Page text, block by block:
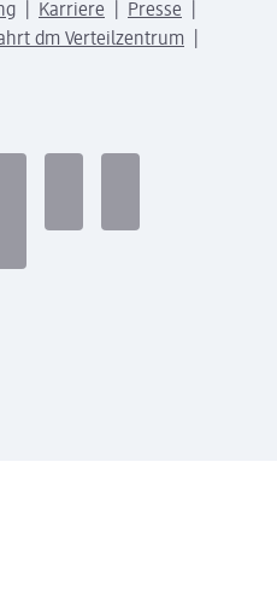
Karriere
Presse
dm Verteilzentrum